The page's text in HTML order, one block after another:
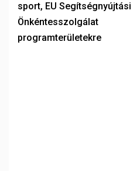
sport, EU Segítségnyújtási
Önkéntesszolgálat
programterületekre